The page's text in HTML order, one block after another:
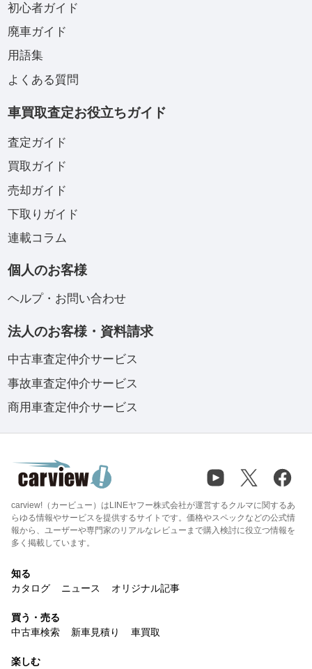
初心者ガイド
廃車ガイド
用語集
よくある質問
車買取査定お役立ちガイド
査定ガイド
買取ガイド
売却ガイド
下取りガイド
連載コラム
個人のお客様
ヘルプ・お問い合わせ
法人のお客様・資料請求
中古車査定仲介サービス
事故車査定仲介サービス
商用車査定仲介サービス
carview!（カービュー）はLINEヤフー株式会社が運営するクルマに関するあ
らゆる情報やサービスを提供するサイトです。価格やスペックなどの公式情
報から、ユーザーや専門家のリアルなレビューまで購入検討に役立つ情報を
多く掲載しています。
知る
カタログ
ニュース オリジナル記事
買う・売る
中古車検索
新車見積り 車買取
楽しむ